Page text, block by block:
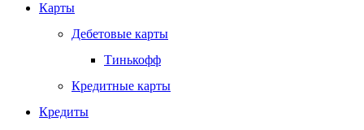
Карты
Дебетовые карты
Тинькофф
Кредитные карты
Кредиты